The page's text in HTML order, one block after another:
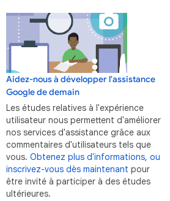
Aidez-nous à développer l'assistance
Google de demain
Les études relatives à l'expérience
utilisateur nous permettent d'améliorer
nos services d'assistance grâce aux
commentaires d'utilisateurs tels que
vous. Obtenez plus d'informations, ou
inscrivez-vous dès maintenant pour
être invité à participer à des études
ultérieures.